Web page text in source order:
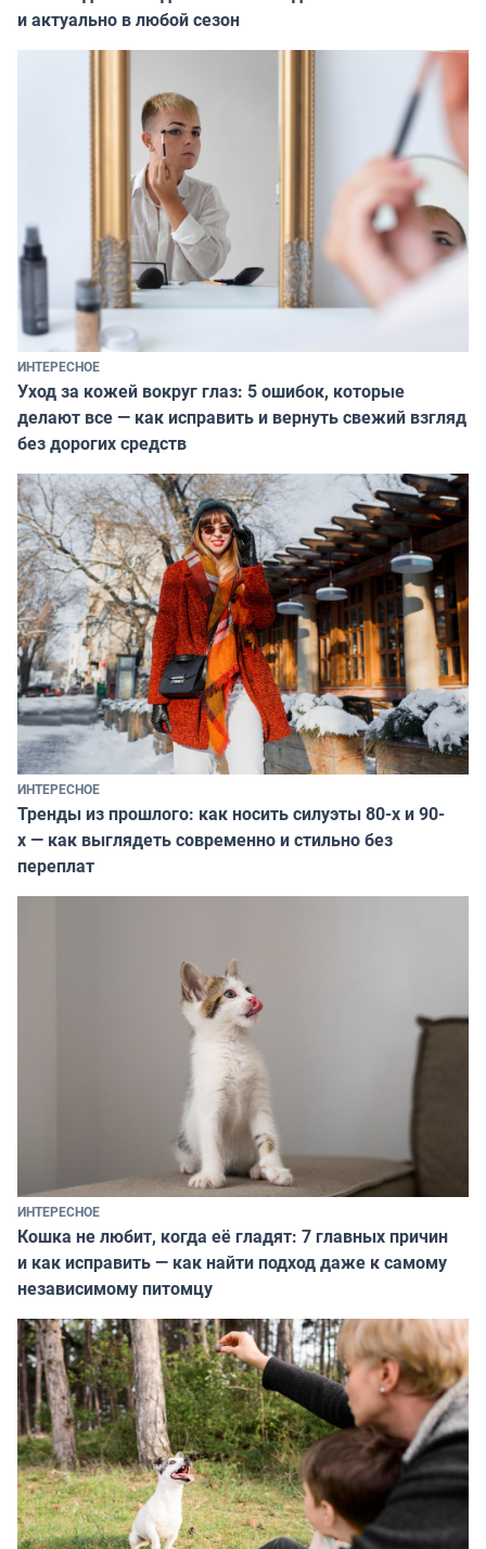
и актуально в любой сезон
ИНТЕРЕСНОЕ
Уход за кожей вокруг глаз: 5 ошибок, которые
делают все — как исправить и вернуть свежий взгляд
без дорогих средств
ИНТЕРЕСНОЕ
Тренды из прошлого: как носить силуэты 80-х и 90-
х — как выглядеть современно и стильно без
переплат
ИНТЕРЕСНОЕ
Кошка не любит, когда её гладят: 7 главных причин
и как исправить — как найти подход даже к самому
независимому питомцу